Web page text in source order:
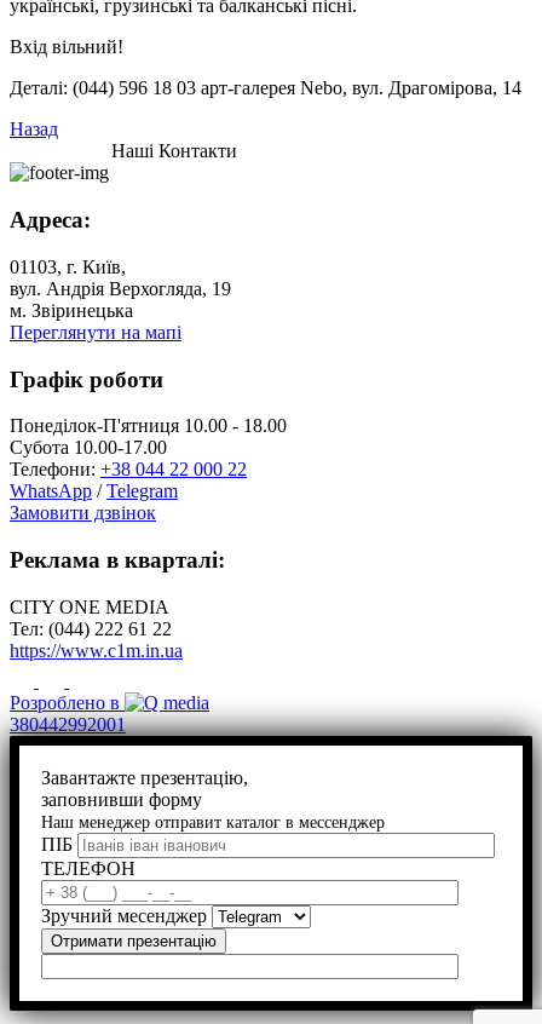
українські, грузинські та балканські пісні.
Вхід вільний!
Деталі: (044) 596 18 03 арт-галерея Nebo, вул. Драгомірова, 14
Назад
Наші Контакти
Адреса:
01103, г. Київ,
вул. Андрія Верхогляда, 19
м. Звіринецька
Переглянути на мапі
Графік роботи
Понеділок-П'ятниця 10.00 - 18.00
Субота 10.00-17.00
Телефони: +38 044 22 000 22
WhatsApp /Telegram
Замовити дзвінок
Реклама в кварталі:
CITY ONE MEDIA
Тел: (044) 222 61 22
https://www.c1m.in.ua
Розроблено в
380442992001
Завантажте презентацію,
заповнивши форму
Наш менеджер отправит каталог в мессенджер
ПІБ
ТЕЛЕФОН
Зручний месенджер